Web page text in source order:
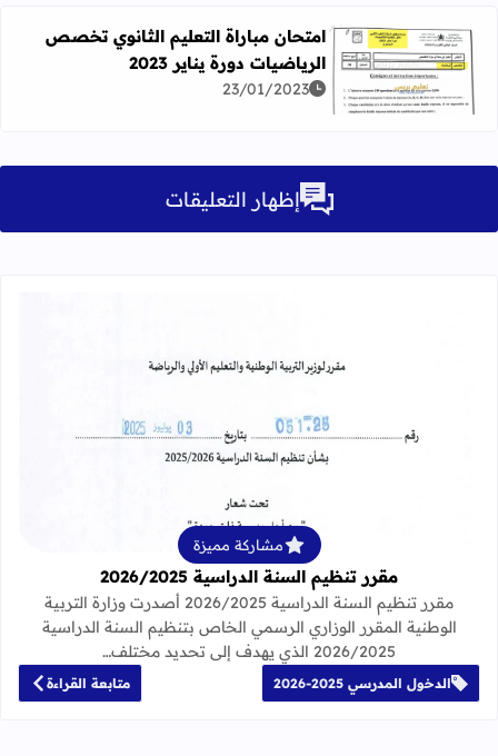
اقرأ المزيد عن امتحان مباراة التعليم الثانوي تخصص الرياضيات
امتحان مباراة التعليم الثانوي تخصص
الرياضيات دورة يناير 2023
23/01/2023
إظهار التعليقات
قراءة المزيد عن مقرر تنظيم السنة الدراسية
مشاركة مميزة
مقرر تنظيم السنة الدراسية 2026/2025
مقرر تنظيم السنة الدراسية 2026/2025 أصدرت وزارة التربية
الوطنية المقرر الوزاري الرسمي الخاص بتنظيم السنة الدراسية
2026/2025 الذي يهدف إلى تحديد مختلف…
الدخول المدرسي 2025-2026 متابعة القراءة